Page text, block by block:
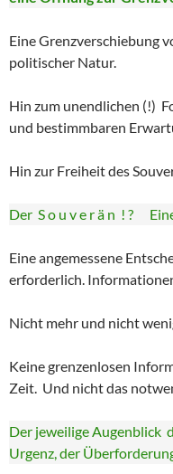
Eine Grenzverschiebung
politischer Natur.
Hin zum unendlichen (!)
und bestimmbaren
Hin zur Freiheit des
Der S o u v e r ä n ! ?
Eine angemessene
erforderlich.
Nicht mehr und nicht
Keine grenzenlosen
Zeit. Und nicht das
Der jeweilige Augenblick
Urgenz, der